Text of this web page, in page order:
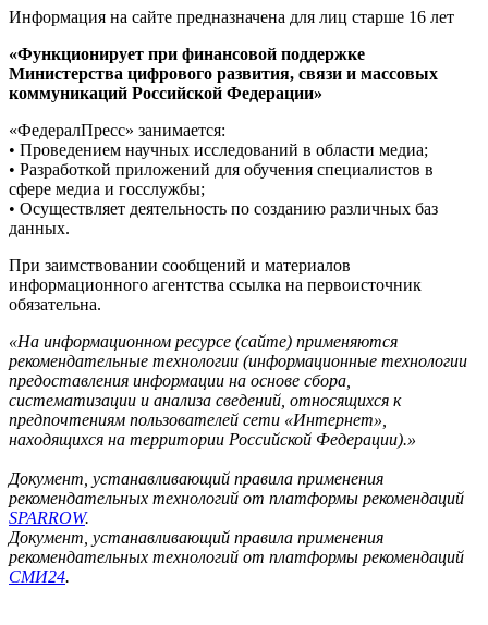
Информация на сайте предназначена для лиц старше 16 лет
«Функционирует при финансовой поддержке
Министерства цифрового развития, связи и массовых
коммуникаций Российской Федерации»
«ФедералПресс» занимается:
• Проведением научных исследований в области медиа;
• Разработкой приложений для обучения специалистов в
сфере медиа и госслужбы;
• Осуществляет деятельность по созданию различных баз
данных.
При заимствовании сообщений и материалов
информационного агентства ссылка на первоисточник
обязательна.
«На информационном ресурсе (сайте) применяются
рекомендательные технологии (информационные технологии
предоставления информации на основе сбора,
систематизации и анализа сведений, относящихся к
предпочтениям пользователей сети «Интернет»,
находящихся на территории Российской Федерации).»
Документ, устанавливающий правила применения
рекомендательных технологий от платформы рекомендаций
SPARROW.
Документ, устанавливающий правила применения
рекомендательных технологий от платформы рекомендаций
СМИ24.